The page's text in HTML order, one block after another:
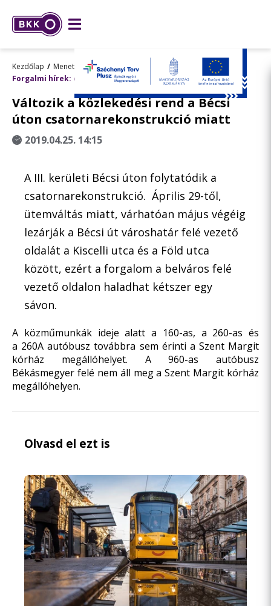
Kezdőlap
Menetrend, utazástervezés
Forgalmi hírek: előre tervezett változások
Változik a közlekedési rend a Bécsi
úton csatornarekonstrukció miatt
2019.04.25. 14:15
A III. kerületi Bécsi úton folytatódik a
csatornarekonstrukció. Április 29-től,
ütemváltás miatt, várhatóan május végéig
lezárják a Bécsi út városhatár felé vezető
oldalát a Kiscelli utca és a Föld utca
között, ezért a forgalom a belváros felé
vezető oldalon haladhat kétszer egy
sávon.
A közműmunkák ideje alatt a 160-as, a 260-as és
a 260A autóbusz továbbra sem érinti a Szent Margit
kórház megállóhelyet. A 960-as autóbusz
Békásmegyer felé nem áll meg a Szent Margit kórház
megállóhelyen.
Olvasd el ezt is